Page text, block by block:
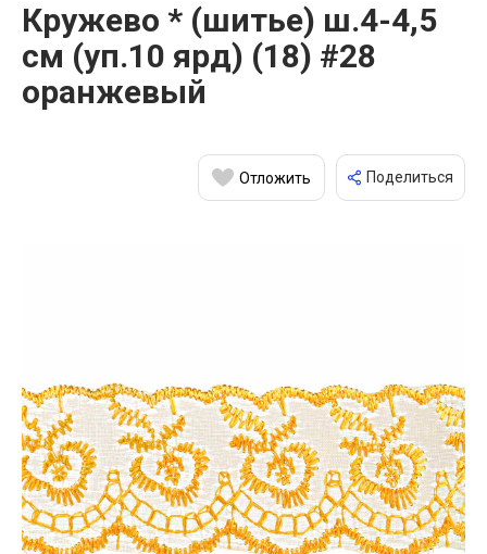
Кружево * (шитье) ш.4-4,5
см (уп.10 ярд) (18) #28
оранжевый
Отложить Поделиться